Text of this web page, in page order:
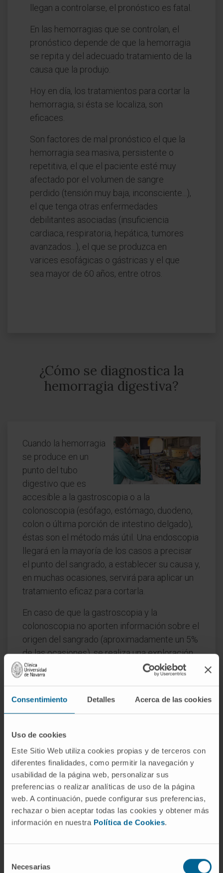
Consentimiento Detalles Acerca de las cookies
Uso de cookies
Este Sitio Web utiliza cookies propias y de terceros con
diferentes finalidades, como permitir la navegación y
usabilidad de la página web, personalizar sus
preferencias o realizar analíticas de uso de la página
web. A continuación, puede configurar sus preferencias,
rechazar o bien aceptar todas las cookies y obtener más
información en nuestra Política de Cookies.
Necesarias
llegan a controlarse, el pronóstico es fatal.
En las hemorragias que se controlan, el
pronóstico depende de que la hemorragia
se repita y del adecuado tratamiento de la
causa que la produjo.
Hoy en día, los tratamientos para cortar la
hemorragia, si ésta se localiza, son
eficaces.
Son factores de mal pronóstico el que la
hemorragia sea masiva, persistente o
repetitiva, el que el paciente esté muy
afectado por el volumen de sangre
perdido (tensión muy baja, inconsciente...),
el que tenga otras enfermedades
debilitantes asociadas (insuficiencia
cardiaca, respiratoria, hepática, tumores
avanzados...), el que se produzca en
varices esofágicas o gástricas y el que
sea mayor de 60 años, entre otros.
¿Cómo se diagnostica la
hemorragia digestiva?
Cuando la hemorragia
se produce en un
punto del tubo
digestivo que es
accesible a la gastroscopia o a la
colonoscopia (esófago, estómago, duodeno,
colon o última porción de intestino delgado),
éstas son el método más útil. Una endoscopia
llegará en la mayoría de los casos a precisar
el punto del sangrado, a establecer su causa y,
en muchas ocasiones, servirá para aplicar un
tratamiento eficaz para cortarla.
En caso de que la gastroscopia y la
colonoscopia no aporten información sobre el
origen del sangrado (aproximadamente un 5%
de las ocasiones), se realiza una exploración
de todo el intestino delgado mediante la
cápsula endoscópica.
Cuando no se llega al diagnóstico por
endoscopia, otras técnicas que ayudan son la
rojos marcados, el estudio radiológico del
tubo digestivo con papilla de bario, el escáner
y en casos extremos, la exploración
quirúrgica.
De cualquier modo, ante un sangrado agudo o
posibilidades diagnósticas dado el alto riesgo
sus causas.